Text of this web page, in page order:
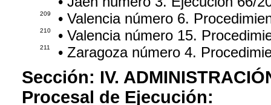
209 • Valencia número 6.
210 • Valencia número 15.
211 • Zaragoza número 4.
Sección: IV.
Procesal de Ejecución: